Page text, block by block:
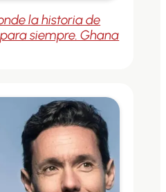
la historia de
siempre. Ghana